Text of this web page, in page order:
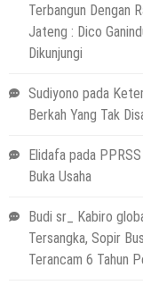
Terbangun Dengan
Jateng : Dico
Dikunjungi
Sudiyono pada
Berkah Yang Tak
Elidafa pada
Buka Usaha
Budi sr_ Kabiro
Tersangka, Sopir
Terancam 6 Tahun